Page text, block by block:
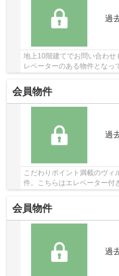
過
地上10階建てでお問い合わせ
レベーターのある物件となっ
会員物件
過
こだわりポイント満載のヴィ
件。こちらはエレベーター付
会員物件
過